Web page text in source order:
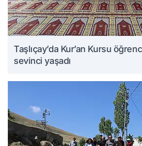
Taşlıçay’da Kur’an Kursu
sevinci yaşadı